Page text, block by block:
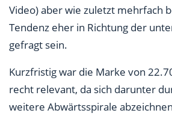
Video) aber wie zuletzt mehrfach
Tendenz eher in Richtung der
gefragt sein.
Kurzfristig war die Marke von
recht relevant, da sich darunter
weitere Abwärtsspirale